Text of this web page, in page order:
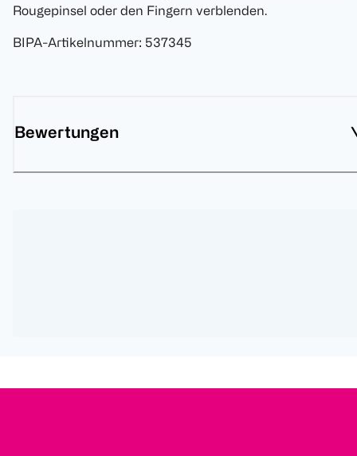
Rougepinsel oder den Fingern verblenden.
BIPA-Artikelnummer: 537345
Bewertungen